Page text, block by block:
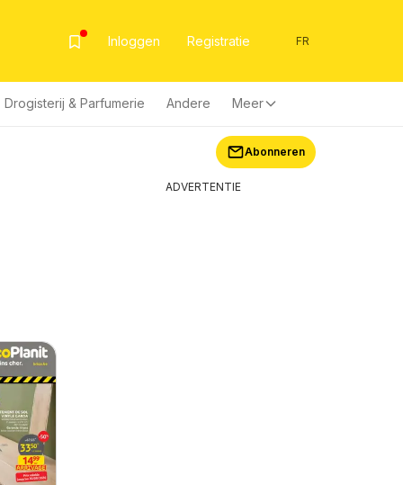
Inloggen Registratie FR
Drogisterij & Parfumerie Andere Meer
Abonneren
ADVERTENTIE